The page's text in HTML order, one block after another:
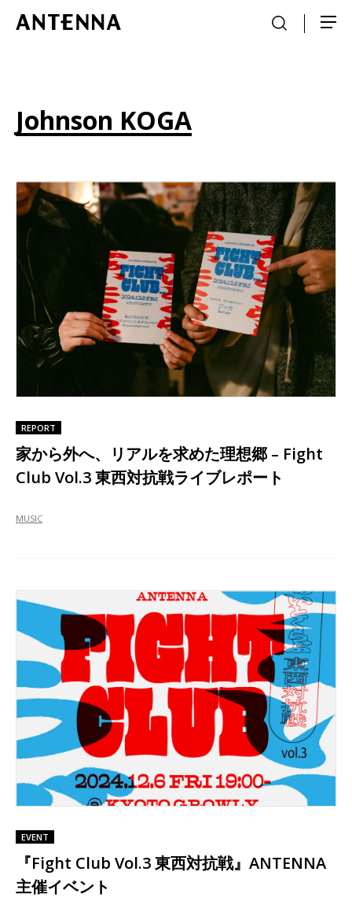
Johnson KOGA
REPORT
家から外へ、リアルを求めた理想郷 – Fight
Club Vol.3 東西対抗戦ライブレポート
MUSIC
EVENT
『Fight Club Vol.3 東西対抗戦』ANTENNA
主催イベント